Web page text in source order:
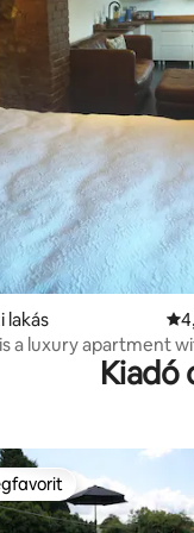
109 vélemény
lakás
a luxury apartment
Kiadó